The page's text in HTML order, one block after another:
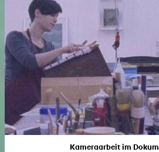
Kameraarbeit im